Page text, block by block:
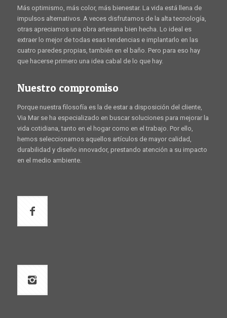
Más optimismo, más color, más bienestar. La vida está llena de
impulsos alternativos. A veces disfrutamos de la alta tecnología,
otras apreciamos una obra artesana bien hecha. Lo ideal es
extraer lo mejor de todas esas tendencias e implantarlo en las
cuatro paredes propias, también en el baño. Pero para eso hay
que hacerse primero una idea cabal de lo que hay.
Nuestro compromiso
Porque nuestra filosofía es la de estar a disposición del cliente,
Via Mar se ha especializado en buscar soluciones para mejorar la
vida cotidiana, tanto en el hogar como en el trabajo. Por ello,
hemos seleccionamos aquellos artículos de mayor calidad,
durabilidad y diseño innovador, prestando atención a su impacto
en el medio ambiente.